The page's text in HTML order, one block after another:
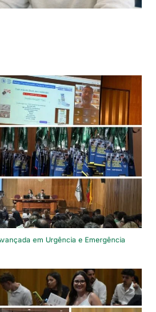
em Urgência e Emergência